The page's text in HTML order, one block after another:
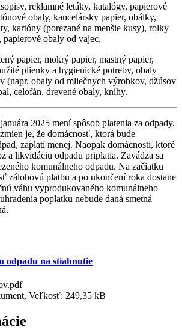
reklamné letáky, katalógy, papierové
obaly, kancelársky papier, obálky,
kartóny (porezané na menšie kusy), rolky
papierové obaly od vajec.
papier, mokrý papier, mastný papier,
plienky a hygienické potreby, obaly
(napr. obaly od mliečnych výrobkov, džúsov
celofán, drevené obaly, knihy.
2025 mení spôsob platenia za odpady.
je, že domácnosť, ktorá bude
zaplatí menej. Naopak domácnosti, ktoré
a likvidáciu odpadu priplatia. Zavádza sa
komunálneho odpadu. Na začiatku
zálohovú platbu a po ukončení roka dostane
váhu vyprodukovaného komunálneho
poplatku nebude daná smetná
odpadu na stiahnutie
Veľkosť: 249,35 kB